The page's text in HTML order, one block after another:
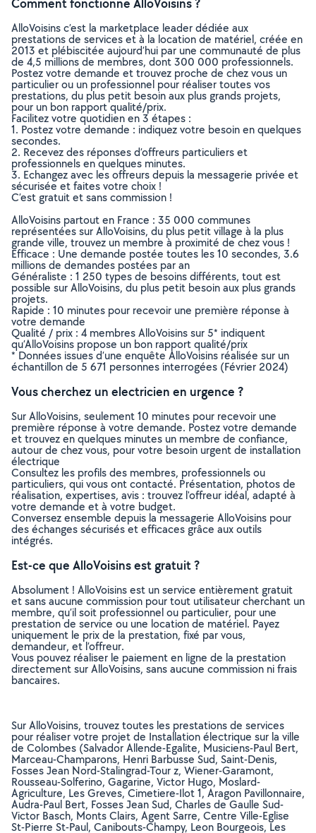
AlloVoisins c’est la marketplace leader dédiée aux
prestations de services et à la location de matériel, créée en
2013 et plébiscitée aujourd’hui par une communauté de plus
de 4,5 millions de membres, dont 300 000 professionnels.
Postez votre demande et trouvez proche de chez vous un
particulier ou un professionnel pour réaliser toutes vos
prestations, du plus petit besoin aux plus grands projets,
pour un bon rapport qualité/prix.
Facilitez votre quotidien en 3 étapes :
1. Postez votre demande : indiquez votre besoin en quelques
secondes.
2. Recevez des réponses d’offreurs particuliers et
professionnels en quelques minutes.
3. Echangez avec les offreurs depuis la messagerie privée et
sécurisée et faites votre choix !
C’est gratuit et sans commission !
AlloVoisins partout en France : 35 000 communes
représentées sur AlloVoisins, du plus petit village à la plus
grande ville, trouvez un membre à proximité de chez vous !
Efficace : Une demande postée toutes les 10 secondes, 3.6
millions de demandes postées par an
Généraliste : 1 250 types de besoins différents, tout est
possible sur AlloVoisins, du plus petit besoin aux plus grands
projets.
Rapide : 10 minutes pour recevoir une première réponse à
votre demande
Qualité / prix : 4 membres AlloVoisins sur 5* indiquent
qu’AlloVoisins propose un bon rapport qualité/prix
* Données issues d’une enquête AlloVoisins réalisée sur un
échantillon de 5 671 personnes interrogées (Février 2024)
Vous cherchez un electricien en urgence ?
Sur AlloVoisins, seulement 10 minutes pour recevoir une
première réponse à votre demande. Postez votre demande
et trouvez en quelques minutes un membre de confiance,
autour de chez vous, pour votre besoin urgent de installation
électrique
Consultez les profils des membres, professionnels ou
particuliers, qui vous ont contacté. Présentation, photos de
réalisation, expertises, avis : trouvez l'offreur idéal, adapté à
votre demande et à votre budget.
Conversez ensemble depuis la messagerie AlloVoisins pour
des échanges sécurisés et efficaces grâce aux outils
intégrés.
Est-ce que AlloVoisins est gratuit ?
Absolument ! AlloVoisins est un service entièrement gratuit
et sans aucune commission pour tout utilisateur cherchant un
membre, qu’il soit professionnel ou particulier, pour une
prestation de service ou une location de matériel. Payez
uniquement le prix de la prestation, fixé par vous,
demandeur, et l’offreur.
Vous pouvez réaliser le paiement en ligne de la prestation
directement sur AlloVoisins, sans aucune commission ni frais
bancaires.
Sur AlloVoisins, trouvez toutes les prestations de services
pour réaliser votre projet de Installation électrique sur la ville
de Colombes (Salvador Allende-Egalite, Musiciens-Paul Bert,
Marceau-Champarons, Henri Barbusse Sud, Saint-Denis,
Fosses Jean Nord-Stalingrad-Tour z, Wiener-Garamont,
Rousseau-Solferino, Gagarine, Victor Hugo, Moslard-
Agriculture, Les Greves, Cimetiere-Ilot 1, Aragon Pavillonnaire,
Audra-Paul Bert, Fosses Jean Sud, Charles de Gaulle Sud-
Victor Basch, Monts Clairs, Agent Sarre, Centre Ville-Eglise
St-Pierre St-Paul, Canibouts-Champy, Leon Bourgeois, Les